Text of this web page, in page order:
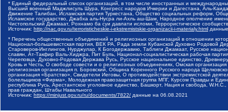
* Единый федеральный список организаций, в том числе иностранных и
Высший военный Маджлисуль Шура, Конгресс народов Ичкерии и Дагестана, Аль-
Движение Талибан, Исламская партия Туркестана, Общество социальных реформ,
Исламское государство, Джабха аль-Нусра ли-Ахль аш-Шам, Народное ополчение
Чистопольский Джамаат, Рохнамо ба суи давлати исломи, Террористическое
Источник: http://nac.gov.ru/terroristicheskie-i-ekstremistskie-organizacii-i-materialy.html
* Перечень общественных объединений и религиозных организаций в отношении
Национал-большевистская партия, ВЕК РА, Рада земли Кубанской Духовно Родовой
Староверов-Инглингов, Нурджулар, К Богодержавию, Таблиги Джамаат, Русское
славян, Ат-Такфир Валь-Хиджра, Пит Буль, Национал-социалистическая рабочая
Череповца, Духовно-Родовая Держава Русь, Русское национальное единство,
Кровь и Честь, О свободе совести и о религиозных объединениях, Омская
религиозная организация п. Боровский, Община Коренного Русского народа
организация «Братство», Свидетели Иеговы, О противодействии экстремистской
болельщиков «Фирма», Молодежная правозащитная группа МПГ, Курсом Правды и
республика Русь, Арестантское уголовное единство, Башкорт, Нация и свобода,
прав граждан, Штабы Навального
Источник: https://minjust.gov.ru/ru/documents/7822/ данные на 06.08.2021